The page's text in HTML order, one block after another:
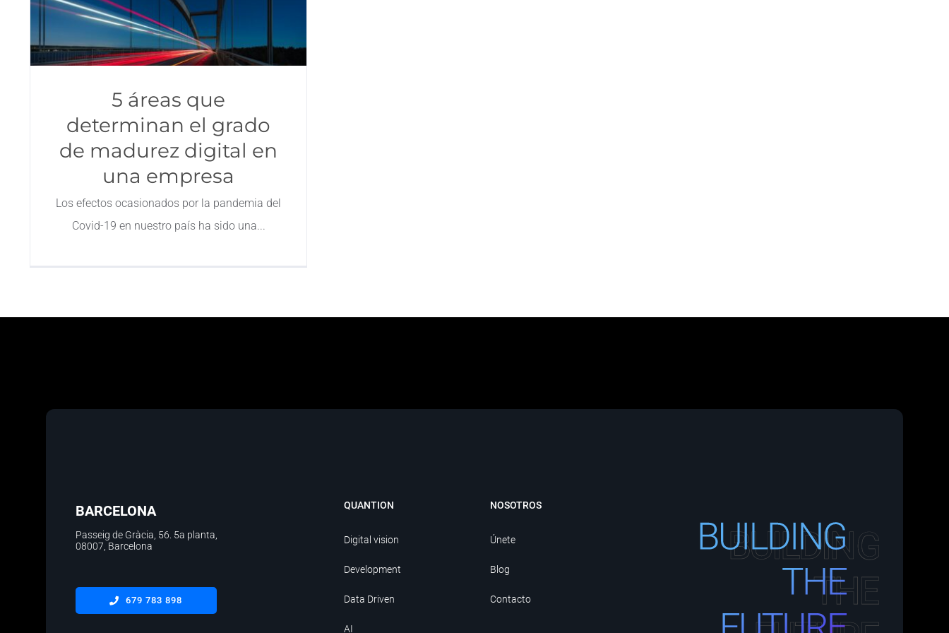
5 áreas que
determinan el grado
de madurez digital en
una empresa
Los efectos ocasionados por la pandemia del
Covid-19 en nuestro país ha sido una
BARCELONA
Passeig de Gràcia, 56. 5a planta
08007, Barcelona
679 783 898
QUANTION
Digital vision
Development
Data Driven
AI
NOSOTROS
Únete
Blog
Contacto